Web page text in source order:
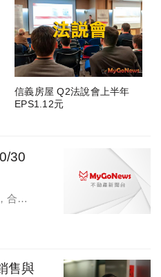
信義房屋 Q2法說會上半年
EPS1.12元
30
合計
售與